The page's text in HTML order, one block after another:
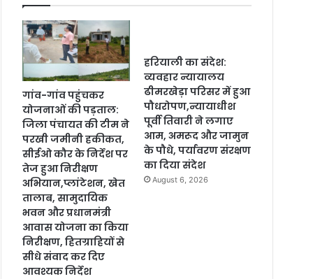
गांव-गांव पहुंचकर
योजनाओं की पड़ताल:
जिला पंचायत की टीम ने
परखी जमीनी हकीकत,
सीईओ कौर के निर्देश पर
तेज हुआ निरीक्षण
अभियान,प्लांटेशन, खेत
तालाब, सामुदायिक
भवन और प्रधानमंत्री
आवास योजना का किया
निरीक्षण, हितग्राहियों से
सीधे संवाद कर दिए
आवश्यक निर्देश
हरियाली का संदेश:
व्यवहार न्यायालय
ढीमरखेड़ा परिसर में हुआ
पौधरोपण,न्यायाधीश
पूर्वी तिवारी ने लगाए
आम, अमरूद और जामुन
के पौधे, पर्यावरण संरक्षण
का दिया संदेश
August 6, 2026